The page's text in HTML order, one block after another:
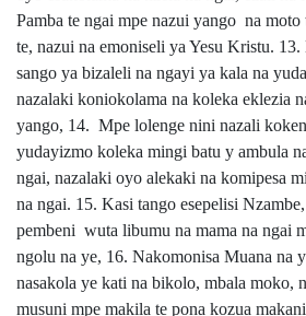
Pamba te ngai mpe nazui yango na
te, nazui na emoniseli ya Yesu Kristu.
sango ya bizaleli na ngayi ya kala na
nazalaki koniokolama na koleka eklezia
yango, 14. Mpe lolenge nini nazali
yudayizmo koleka mingi batu y ambula
ngai, nazalaki oyo alekaki na komipesa
na ngai. 15. Kasi tango esepelisi
pembeni wuta libumu na mama na ngai
ngolu na ye, 16. Nakomonisa Muana na
nasakola ye kati na bikolo, mbala moko,
musuni mpe makila te pona kozua